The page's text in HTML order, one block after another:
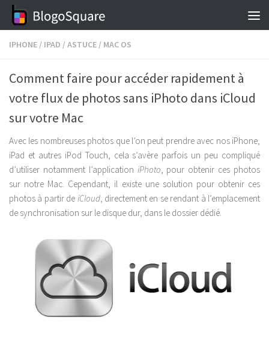
Skip to content
IPHONE / IPAD /ASTUCE / MAC OS
Comment faire pour accéder rapidement à
votre flux de photos sans iPhoto dans iCloud
sur votre Mac
Avec les nombreuses photos que l’on peut prendre avec nos iPhone,
iPad et autres iPod Touch, cela s’avère parfois un peu compliqué
d’utiliser notamment l’application iPhoto, pour obtenir ces photos
sur notre Mac. Cependant, il existe une solution pour obtenir ces
photos à partir de iCloud, directement en se rendant à l’emplacement
de synchronisation sur le disque dur, dans le dossier dédié.